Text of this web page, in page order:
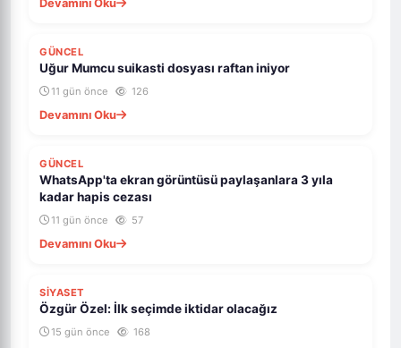
Devamını Oku
GÜNCEL
Uğur Mumcu suikasti dosyası raftan iniyor
11 gün önce 126
Devamını Oku
GÜNCEL
WhatsApp'ta ekran görüntüsü paylaşanlara 3 yıla
kadar hapis cezası
11 gün önce 57
Devamını Oku
SİYASET
Özgür Özel: İlk seçimde iktidar olacağız
15 gün önce 168